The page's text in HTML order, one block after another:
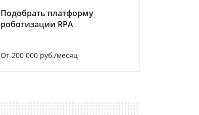
Подобрать платформу
роботизации RPA
От 200 000 руб./месяц